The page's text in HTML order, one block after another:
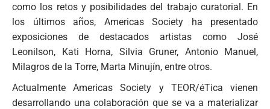
como los retos y posibilidades del trabajo curatorial. En
los últimos años, Americas Society ha presentado
exposiciones de destacados artistas como José
Leonilson, Kati Horna, Silvia Gruner, Antonio Manuel,
Milagros de la Torre, Marta Minujín, entre otros.
Actualmente Americas Society y TEOR/éTica vienen
desarrollando una colaboración que se va a materializar